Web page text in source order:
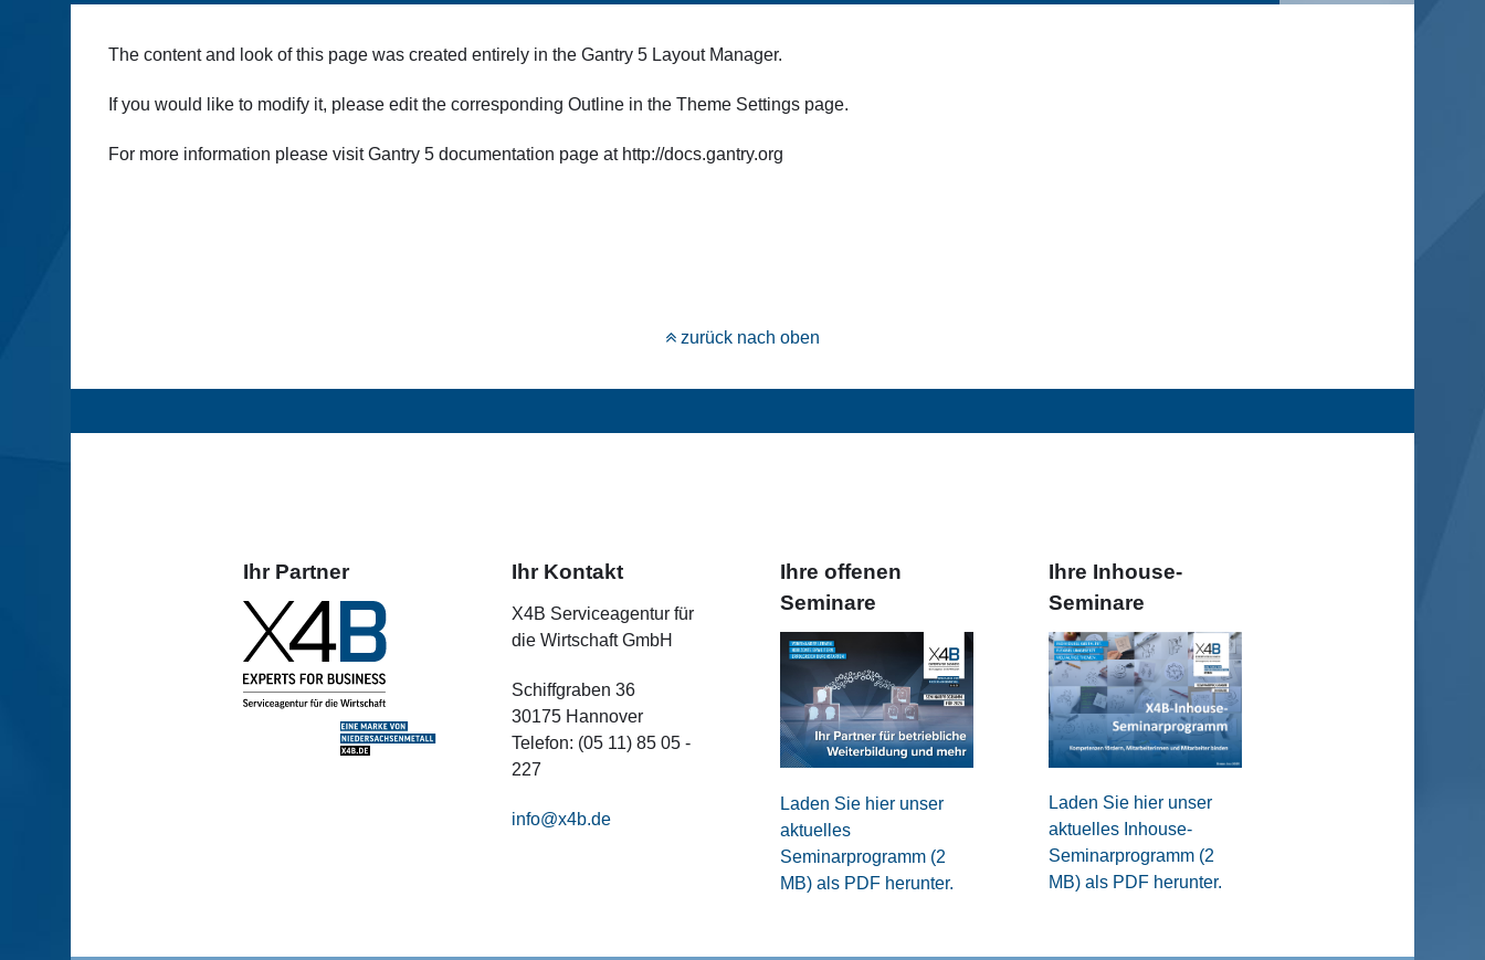
The content and look of this page was created entirely in the Gantry 5 Layout Manager.
If you would like to modify it, please edit the corresponding Outline in the Theme Settings page.
For more information please visit Gantry 5 documentation page at http://docs.gantry.org
zurück nach oben
Ihr Partner Ihr Kontakt
X4B Serviceagentur für
die Wirtschaft GmbH
Schiffgraben 36
30175 Hannover
Telefon: (05 11) 85 05 -
227
info@x4b.de
Ihre offenen
Seminare
Laden Sie hier unser
aktuelles
Seminarprogramm (2
MB) als PDF herunter.
Ihre Inhouse-
Seminare
Laden Sie hier unser
aktuelles Inhouse-
Seminarprogramm (2
MB) als PDF herunter.